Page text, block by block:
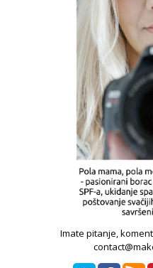
Imate pitanje,